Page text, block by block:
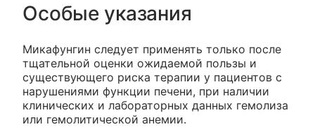
Особые указания
Микафунгин следует применять только после
тщательной оценки ожидаемой пользы и
существующего риска терапии у пациентов с
нарушениями функции печени, при наличии
клинических и лабораторных данных гемолиза
или гемолитической анемии.